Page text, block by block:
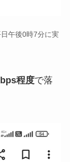
午後0時7分に実
程度で落